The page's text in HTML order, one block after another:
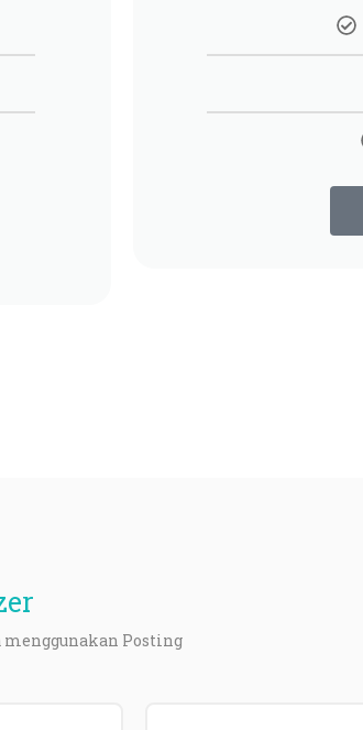
Posting